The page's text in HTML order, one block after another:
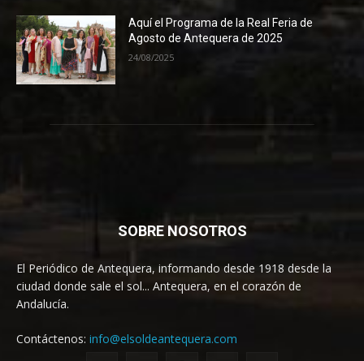
Aquí el Programa de la Real Feria de
Agosto de Antequera de 2025
24/08/2025
SOBRE NOSOTROS
El Periódico de Antequera, informando desde 1918 desde la
ciudad donde sale el sol... Antequera, en el corazón de
Andalucía.
Contáctenos: info@elsoldeantequera.com